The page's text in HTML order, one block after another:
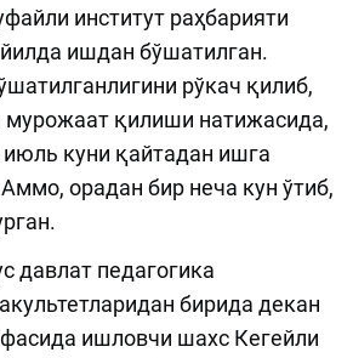
институт раҳбарияти
ишдан бўшатилган.
рўкач қилиб,
мурожаат қилиши натижасида,
куни қайтадан ишга
орадан бир неча кун ўтиб,
давлат педагогика
бирида декан
ишловчи шахс Кегейли